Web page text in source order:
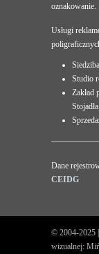
oznakowanie.
Usługi
Studio
Dane
CEIDG
© 2004-2025 |
wizualnej: